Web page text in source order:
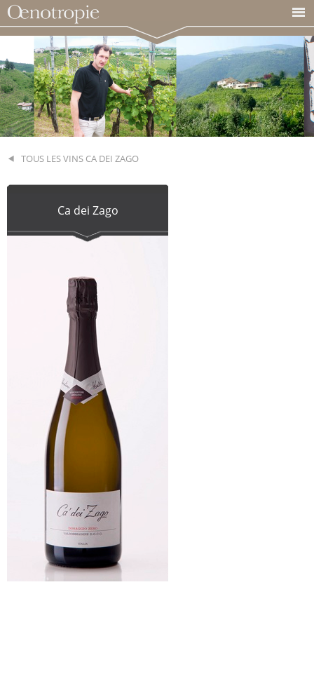
TOUS LES VINS CA DEI ZAGO
Ca dei Zago